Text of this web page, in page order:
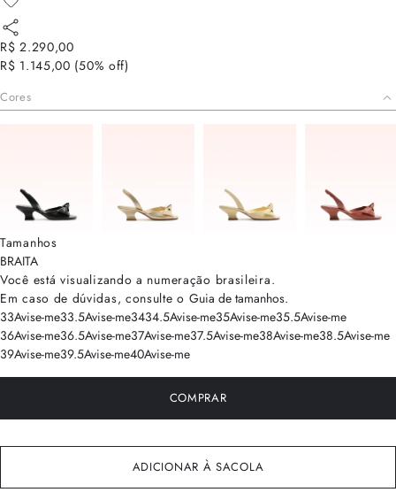
R$ 2.290,00
R$ 1.145,00 (50% off)
Cores
Tamanhos
BRAITA
Você está visualizando a numeração brasileira.
Em caso de dúvidas, consulte o Guia de tamanhos.
33Avise-me33.5Avise-me3434.5Avise-me35Avise-me35.5Avise-me
36Avise-me36.5Avise-me37Avise-me37.5Avise-me38Avise-me38.5Avise-me
39Avise-me39.5Avise-me40Avise-me
COMPRAR
ADICIONAR À SACOLA